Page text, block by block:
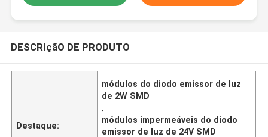
DESCRIçãO DE PRODUTO
Destaque:
módulos do diodo emissor de luz
de 2W SMD
,
módulos impermeáveis do diodo
emissor de luz de 24V SMD